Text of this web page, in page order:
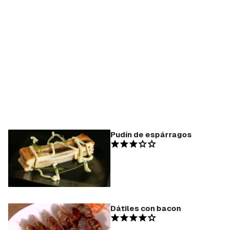
Pudín de espárragos
Dátiles con bacon